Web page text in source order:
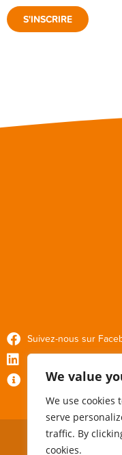
We value
We use cookies
serve
traffic. By
cookies.
S'INSCRIRE
Suivez-nous sur
Suivez-nous sur
Politique de